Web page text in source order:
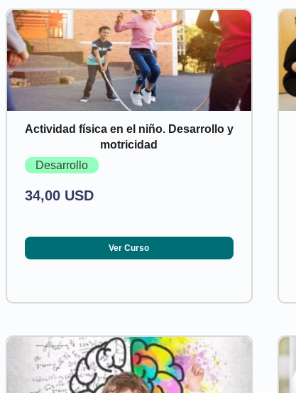
Actividad física en el niño. Desarrollo y
motricidad
Desarrollo
34,00 USD
Ver Curso